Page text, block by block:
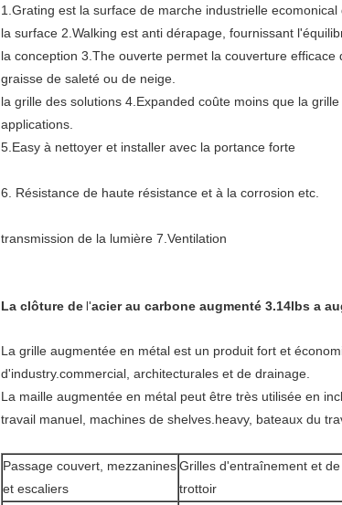
1.Grating est la surface de marche industrielle
la surface 2.Walking est anti dérapage, fournissant
la conception 3.The ouverte permet la couverture
graisse de saleté ou de neige.
la grille des solutions 4.Expanded coûte moins que la
applications.
5.Easy à nettoyer et installer avec la portance forte
6. Résistance de haute résistance et à la corrosion etc.
transmission de la lumière 7.Ventilation
La clôture de l'acier au carbone augmenté 3.14lbs a
La grille augmentée en métal est un produit fort et
d'industry.commercial, architecturales et de drainage.
La maille augmentée en métal peut être très utilisée en
travail manuel, machines de shelves.heavy, bateaux du
Passage couvert, mezzanines
et escaliers
Grilles d'entraînement et de
trottoir